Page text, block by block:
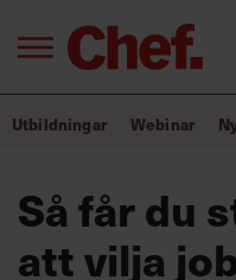
Bra ledare
Innehåll från
Utbildning
Utbildningar Webinar
Så får du
att vilja